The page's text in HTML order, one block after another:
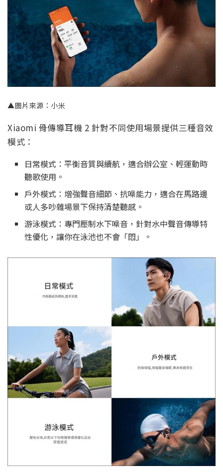
▲圖片來源：小米
Xiaomi 骨傳導耳機 2 針對不同使用場景提供三種音效
模式：
日常模式：平衡音質與續航，適合辦公室、輕運動時
聽歌使用。
戶外模式：增強聲音細節、抗噪能力，適合在馬路邊
或人多吵雜場景下保持清楚聽感。
游泳模式：專門壓制水下噪音，針對水中聲音傳導特
性優化，讓你在泳池也不會「悶」。